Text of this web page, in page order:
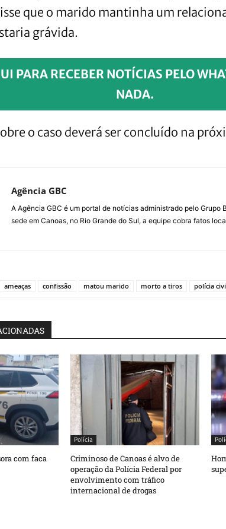
que o marido mantinha um
grávida.
PARA RECEBER NOTÍCIAS PELO
NADA.
o caso deverá ser concluído na
Agência GBC
A Agência GBC é um portal de notícias administrado pelo Grupo
sede em Canoas, no Rio Grande do Sul, a equipe cobra fatos
ameaças confissão matou marido morto a tiros polícia
com faca
Polícia
Criminoso de Canoas é alvo de
operação da Polícia Federal por
envolvimento com tráfico
internacional de drogas